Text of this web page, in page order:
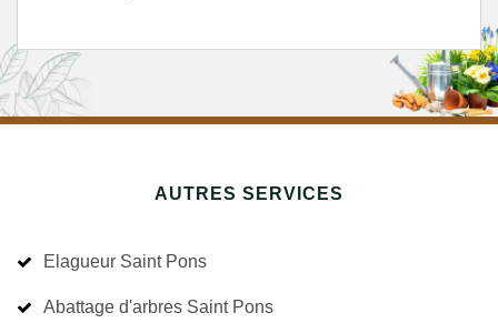
AUTRES SERVICES
Elagueur Saint Pons
Abattage d'arbres Saint Pons